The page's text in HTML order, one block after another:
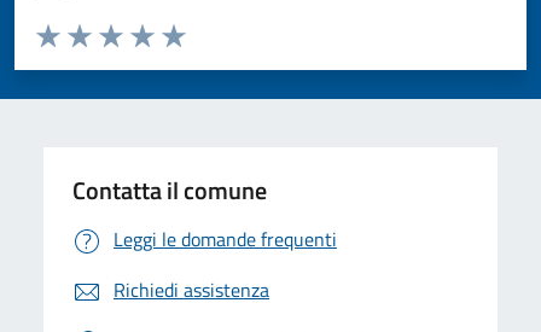
Valuta da 1 a 5 stelle la pagina
Valuta 5 stelle su 5
Valuta 4 stelle su 5
Valuta 3 stelle su 5
Valuta 2 stelle su 5
Valuta 1 stelle su 5
Contatta il comune
Leggi le domande frequenti
Richiedi assistenza